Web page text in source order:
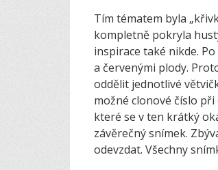
Tím tématem byla
kompletně pokryla
inspirace také nikde.
a červenými plody.
oddělit jednotlivé
možné clonové číslo
které se v ten krátký
závěrečný snímek.
odevzdat. Všechny